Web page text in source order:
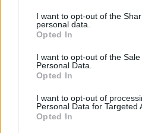
not limited to your visit or usage
grant or deny consent to
use your data for below
consent section.
I want to opt-out of the
personal data.
Opted In
I want to opt-out of the
Personal Data.
Opted In
I want to opt-out of
Personal Data for Targeted
Opted In
Άρειο Πάγο.